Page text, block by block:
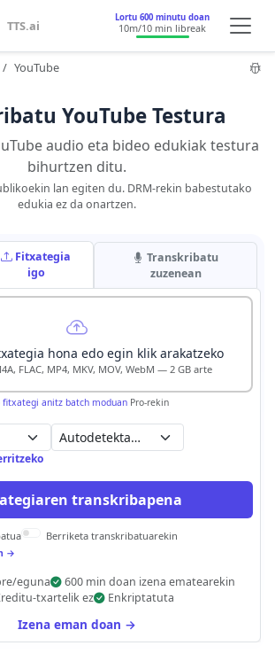
TTS.ai Lortu 600 minutu doan
10m/10 min libreak
YouTube
YouTube Testura
audio eta bideo edukiak testura
bihurtzen ditu.
lan egiten du. DRM-rekin babestutako
edukia ez da onartzen.
Fitxategia
igo
Transkribatu
zuzenean
hona edo egin klik arakatzeko
FLAC, MP4, MKV, MOV, WebM — 2 GB arte
fitxategi anitz batch moduanPro-rekin
Autodetektatu
transkribapena
Berriketa transkribatuarekin
→
eguna
600 min doan izena ematearekin
txartelik ez
Enkriptatuta
Izena eman doan →